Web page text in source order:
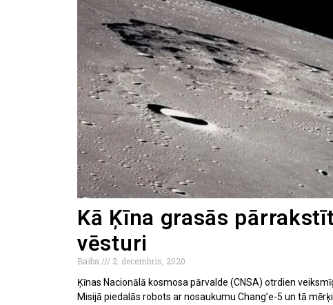
Kā Ķīna grasās
vēsturi
Baiba
2. decembris, 2020
Ķīnas Nacionālā kosmosa pārvalde (CNSA) otrdien
Misijā piedalās robots ar nosaukumu Chang’e-5 un tā